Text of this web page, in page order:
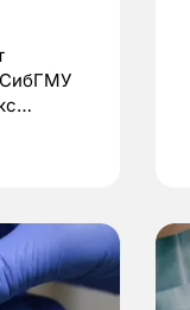
СибГМУ